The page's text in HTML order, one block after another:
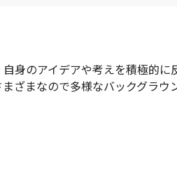
身のアイデアや考えを積極的に
ざまなので多様なバックグラ